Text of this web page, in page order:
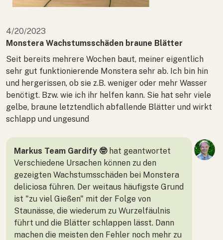
4/20/2023
Monstera Wachstumsschäden braune Blätter
Seit bereits mehrere Wochen baut, meiner eigentlich
sehr gut funktionierende Monstera sehr ab. Ich bin hin
und hergerissen, ob sie z.B. weniger oder mehr Wasser
benötigt. Bzw. wie ich ihr helfen kann. Sie hat sehr viele
gelbe, braune letztendlich abfallende Blätter und wirkt
schlapp und ungesund
Markus Team Gardify 🤓hat geantwortet
Verschiedene Ursachen können zu den
gezeigten Wachstumsschäden bei Monstera
deliciosa führen. Der weitaus häufigste Grund
ist "zu viel Gießen" mit der Folge von
Staunässe, die wiederum zu Wurzelfäulnis
führt und die Blätter schlappen lässt. Dann
machen die meisten den Fehler noch mehr zu